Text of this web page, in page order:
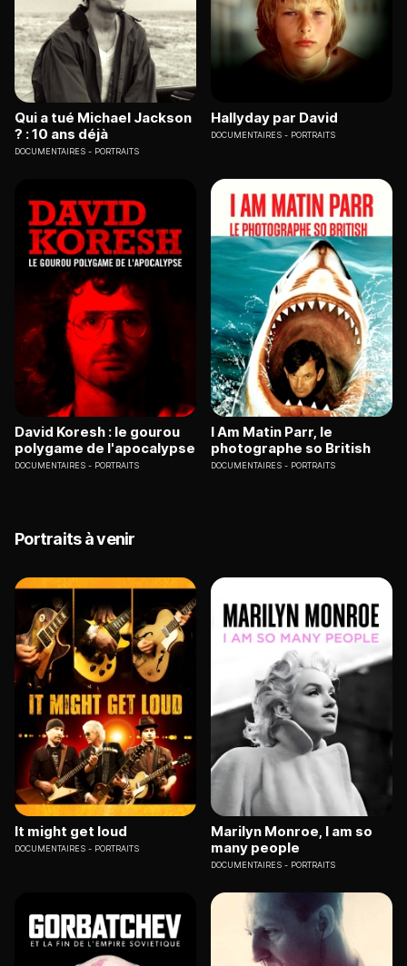
Qui a tué Michael Jackson
? : 10 ans déjà
DOCUMENTAIRES PORTRAITS
Hallyday par David
DOCUMENTAIRES PORTRAITS
David Koresh : le gourou
polygame de l'apocalypse
DOCUMENTAIRES PORTRAITS
I Am Matin Parr, le
photographe so British
DOCUMENTAIRES PORTRAITS
Portraits à venir
It might get loud
DOCUMENTAIRES PORTRAITS
Marilyn Monroe, I am so
many people
DOCUMENTAIRES PORTRAITS